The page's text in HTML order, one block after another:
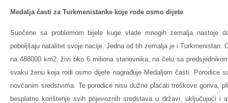
Medalja časti za Turkmenistanke koje rode osmo dijete
Suočene sa problemom bijele kuge vlade mnogih zemalja nastoje
poboljšaju natalitet svoje nacije. Jedna od tih zemalja je i Turkmenistan.
na 488000 km2, živi oko 6 miliona stanovnika, na čelu sa
svaku ženu koja rodi osmo dijete nagrađuje Medaljom časti. Porodice
novčanim sredstvima. Te porodice nisu dužne plaćati troškove goriva,
besplatno korištenje svih prijevoznih sredstava u državi, uključujući i